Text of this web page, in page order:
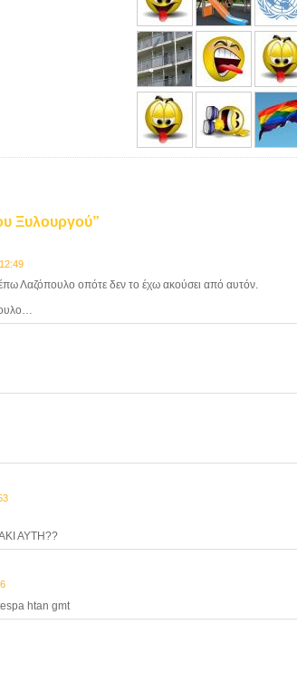
Ξυλουργού”
Λαζόπουλο οπότε δεν το έχω ακούσει από αυτόν.
AYTH??
htan gmt